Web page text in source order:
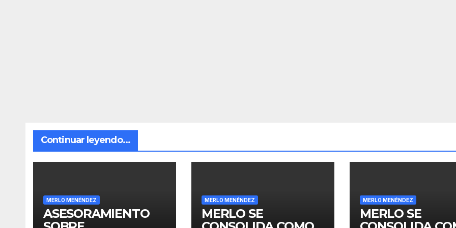
Continuar leyendo...
MERLO MENÉNDEZ
ASESORAMIENTO
MERLO MENÉNDEZ
MERLO SE
MERLO MENÉNDEZ
MERLO SE